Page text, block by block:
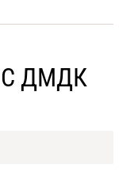
ДМДК